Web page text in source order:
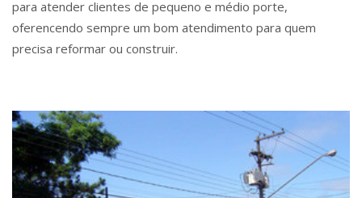
para atender clientes de pequeno e médio porte,
oferencendo sempre um bom atendimento para quem
precisa reformar ou construir.